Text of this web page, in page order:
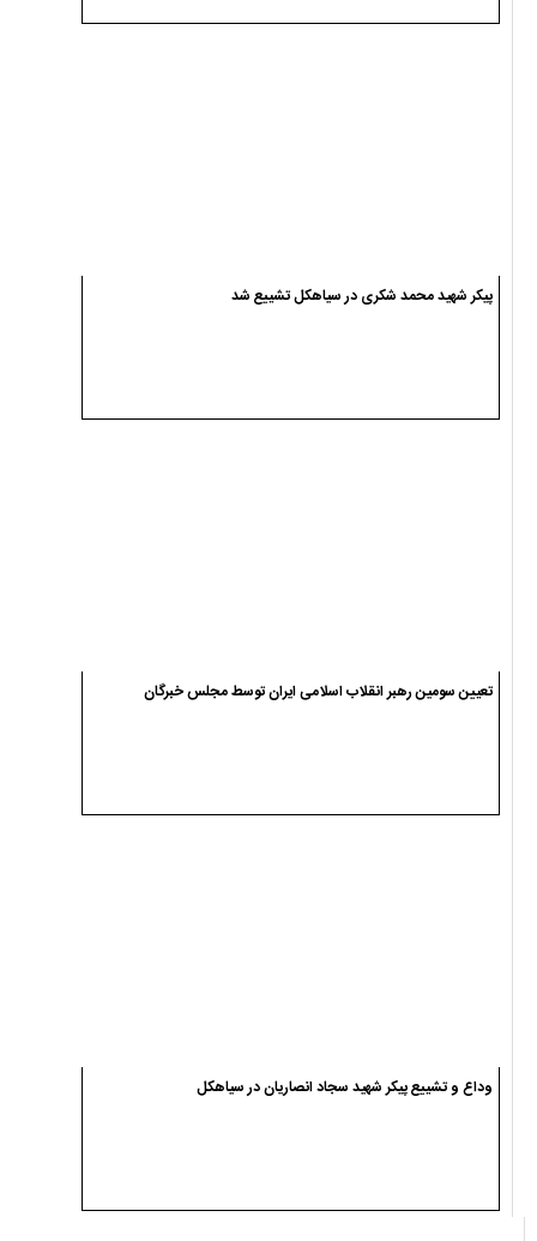
پیکر شهید محمد شکری در سیاهکل تشییع شد
تعیین سومین رهبر انقلاب اسلامی ایران توسط مجلس خبرگان
وداع و تشییع پیکر شهید سجاد انصاریان در سیاهکل